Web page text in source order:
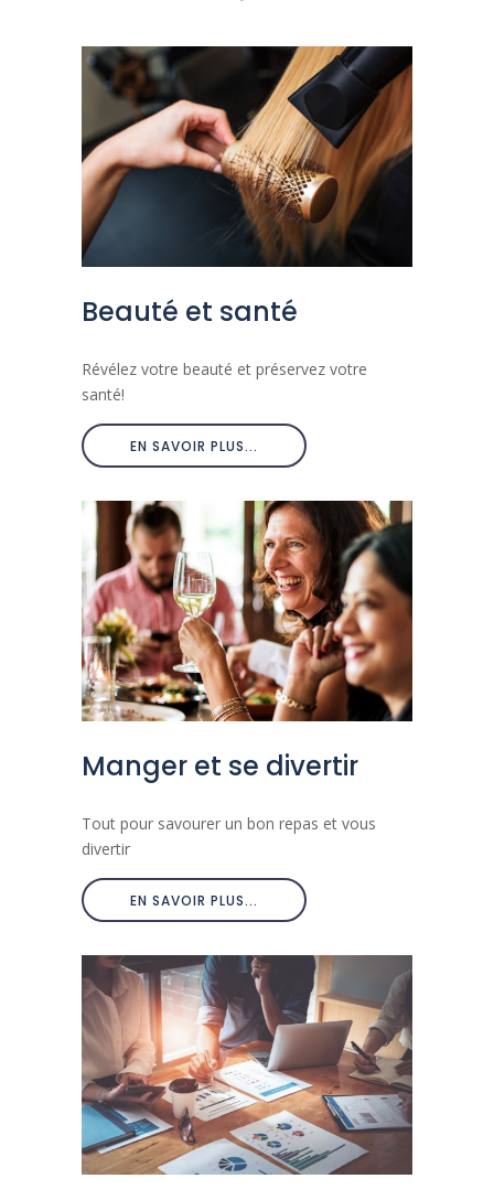
Beauté et santé
Révélez votre beauté et préservez votre
santé!
EN SAVOIR PLUS...
Manger et se divertir
Tout pour savourer un bon repas et vous
divertir
EN SAVOIR PLUS...